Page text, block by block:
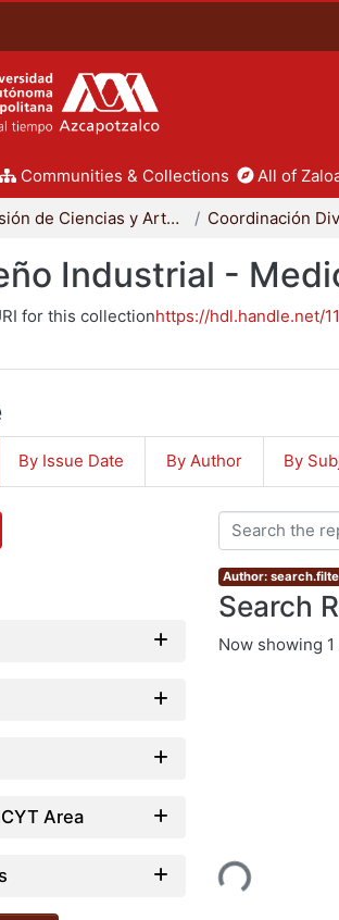
Communities & Collections All of
División de Ciencias y Artes para el Diseño
Industrial -
for this collectionhttps://hdl.handle.net/
By Issue Date By Author By
Area
Author:
Search
Now showing
Loading...